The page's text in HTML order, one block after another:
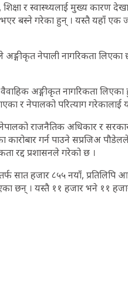
शिक्षा र स्वास्थ्यलाई मुख्य कारण
बस्ने गरेका हुन् । यस्तै यहाँ एक
अङ्गीकृत नेपाली नागरिकता
अङ्गीकृत नागरिकता
र नेपालको परित्याग गरेकालाई
राजनैतिक अधिकार र
कारोबार गर्न पाउने सप्रजिअ
रद्द प्रशासनले गरेको छ ।
सात हजार ८५५ नयाँ,
छन् । यस्तै ११ हजार भने ११